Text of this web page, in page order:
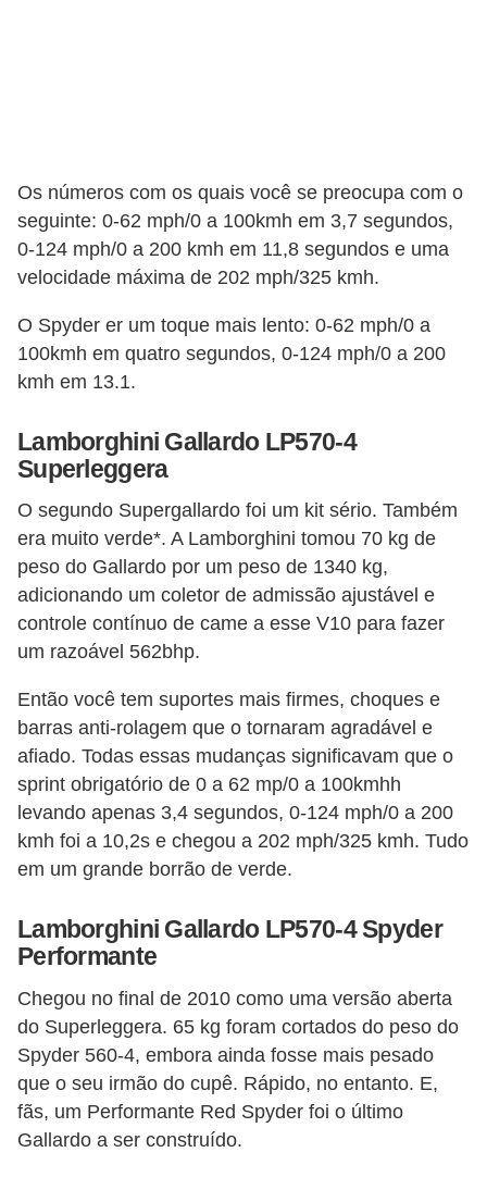
Os números com os quais você se preocupa com o
seguinte: 0-62 mph/0 a 100kmh em 3,7 segundos,
0-124 mph/0 a 200 kmh em 11,8 segundos e uma
velocidade máxima de 202 mph/325 kmh.
O Spyder er um toque mais lento: 0-62 mph/0 a
100kmh em quatro segundos, 0-124 mph/0 a 200
kmh em 13.1.
Lamborghini Gallardo LP570-4
Superleggera
O segundo Supergallardo foi um kit sério. Também
era muito verde*. A Lamborghini tomou 70 kg de
peso do Gallardo por um peso de 1340 kg,
adicionando um coletor de admissão ajustável e
controle contínuo de came a esse V10 para fazer
um razoável 562bhp.
Então você tem suportes mais firmes, choques e
barras anti-rolagem que o tornaram agradável e
afiado. Todas essas mudanças significavam que o
sprint obrigatório de 0 a 62 mp/0 a 100kmhh
levando apenas 3,4 segundos, 0-124 mph/0 a 200
kmh foi a 10,2s e chegou a 202 mph/325 kmh. Tudo
em um grande borrão de verde.
Lamborghini Gallardo LP570-4 Spyder
Performante
Chegou no final de 2010 como uma versão aberta
do Superleggera. 65 kg foram cortados do peso do
Spyder 560-4, embora ainda fosse mais pesado
que o seu irmão do cupê. Rápido, no entanto. E,
fãs, um Performante Red Spyder foi o último
Gallardo a ser construído.
o
S
e
g
u
r
a
u
t
o
T
r
a
n
s
p
o
r
t
a
l
e
r
n
a
t